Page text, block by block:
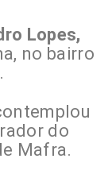
Lopes,
no bairro
do
Mafra.